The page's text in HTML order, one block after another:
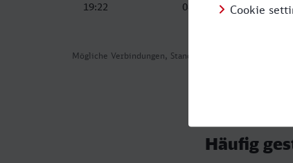
Mögliche Verbindungen, Stand: 2026-08-05 15:53
19:22
08:41
Häufig